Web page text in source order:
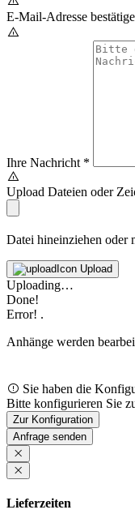
E-Mail-Adresse
Ihre Nachricht *
Upload Dateien oder
Datei hineinziehen oder
Upload
Uploading…
Done!
Error! .
Anhänge werden
Sie haben die
Bitte konfigurieren Sie
Zur Konfiguration
Loading...
Anfrage senden
Lieferzeiten